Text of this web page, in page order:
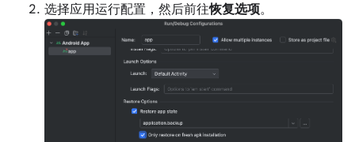
选择应用运行配置，然后前往恢复选项。